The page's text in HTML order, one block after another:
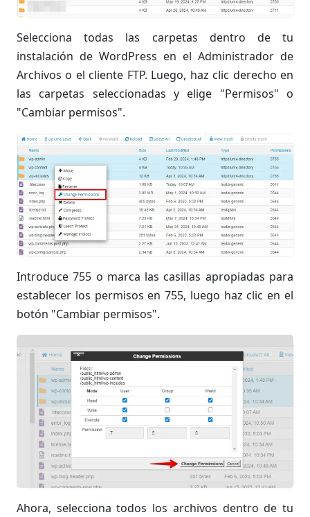
Selecciona todas las carpetas dentro de tu
instalación de WordPress en el Administrador de
Archivos o el cliente FTP. Luego, haz clic derecho en
las carpetas seleccionadas y elige "Permisos" o
"Cambiar permisos".
Introduce 755 o marca las casillas apropiadas para
establecer los permisos en 755, luego haz clic en el
botón "Cambiar permisos".
Ahora, selecciona todos los archivos dentro de tu